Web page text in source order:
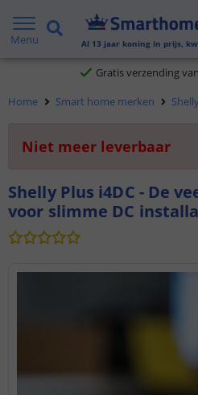
Menu Al 13 jaar koning in prijs,
2 jaar
Gratis verzending
Voor 23:45 uur besteld,
Home Smart home merken Shelly
Niet meer leverbaar
​Shelly Plus i4DC​ - De
voor slimme DC